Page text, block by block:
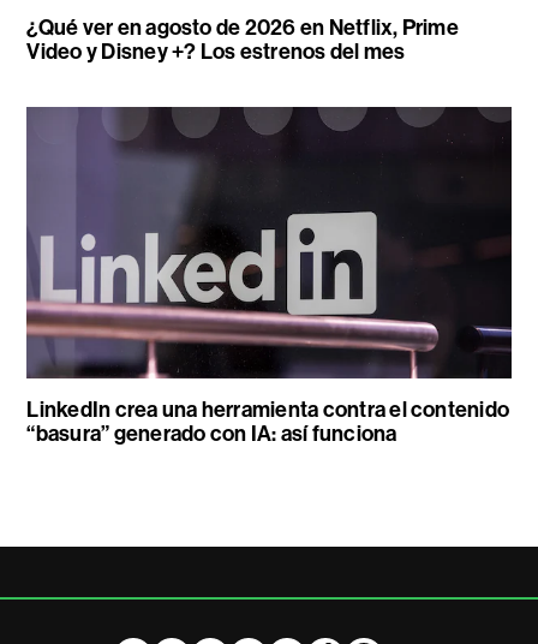
¿Qué ver en agosto de 2026 en Netflix, Prime
Video y Disney +? Los estrenos del mes
LinkedIn crea una herramienta contra el contenido
“basura” generado con IA: así funciona